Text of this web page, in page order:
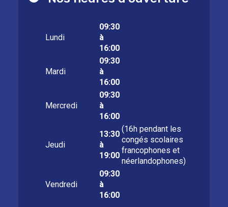
Lundi
09:30
à
16:00
Mardi
09:30
à
16:00
Mercredi
09:30
à
16:00
Jeudi
13:30
à
19:00
(16h pendant les
congés scolaires
francophones et
néerlandophones)
Vendredi
09:30
à
16:00